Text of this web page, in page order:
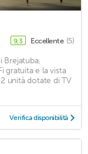
9,3 Eccellente (5)
Brejatuba,
gratuita e la vista
unità dotate di TV
Verifica disponibilità